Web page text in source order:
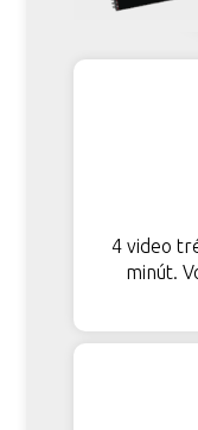
4 video
minút.